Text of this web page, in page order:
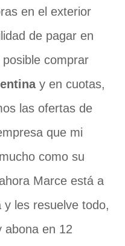
en el exterior
de pagar en
comprar
y en cuotas,
las ofertas de
que mi
como su
Marce está a
les resuelve todo,
abona en 12